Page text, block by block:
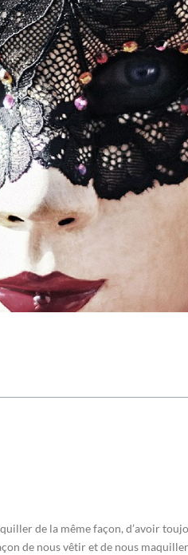
de la même façon, d’avoir
de nous vêtir et de nous